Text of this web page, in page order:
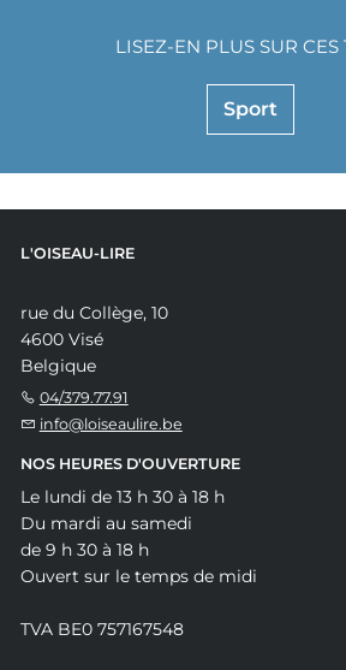
Sport
LISEZ-EN PLUS SUR CES
L'OISEAU-LIRE
rue du Collège, 10
4600 Visé
Belgique
04/379.77.91
info@loiseaulire.be
NOS HEURES D'OUVERTURE
Le lundi de 13 h 30 à 18 h
Du mardi au samedi
de 9 h 30 à 18 h
Ouvert sur le temps de midi
TVA BE0 757167548